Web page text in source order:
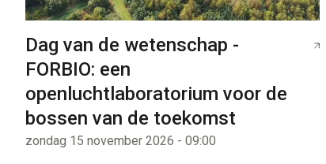
Dag van de wetenschap -
FORBIO: een
openluchtlaboratorium voor de
bossen van de toekomst
zondag 15 november 2026 - 09:00